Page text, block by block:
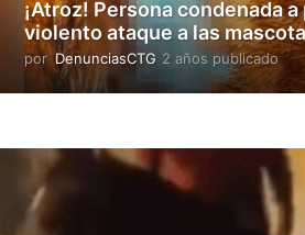
a
d
o
¡Atroz! Persona condenada
violento ataque a las
por DenunciasCTG 2 años publicado2
p
b